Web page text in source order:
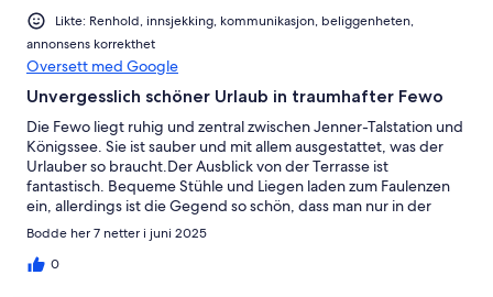
Likte: Renhold, innsjekking, kommunikasjon, beliggenheten,
annonsens korrekthet
Oversett med Google
Unvergesslich schöner Urlaub in traumhafter Fewo
Die Fewo liegt ruhig und zentral zwischen Jenner-Talstation und
Königssee. Sie ist sauber und mit allem ausgestattet, was der
Urlauber so braucht.Der Ausblick von der Terrasse ist
fantastisch. Bequeme Stühle und Liegen laden zum Faulenzen
ein, allerdings ist die Gegend so schön, dass man nur in der
Natur sein möchte.Vielen Dank an Familie Hölzl, wir kommen
Bodde her 7 netter i juni 2025
0